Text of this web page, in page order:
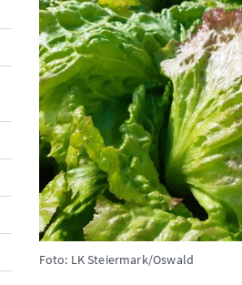
(aktuelle Seite)
Foto: LK Steiermark/Oswald